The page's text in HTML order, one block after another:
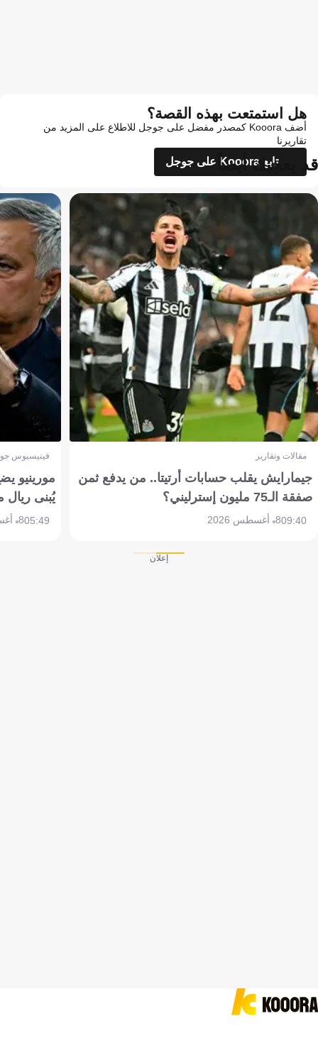
هل استمتعت بهذه القصة؟
أضف Kooora كمصدر مفضل على جوجل للاطلاع على المزيد من
تقاريرنا
تابع Kooora على جوجل
قد يعجبك أيضاً
مقالات وتقارير
جيمارايش يقلب حسابات أرتيتا.. من يدفع ثمن
صفقة الـ75 مليون إسترليني؟
09:408 أغسطس 2026
فينيسيوس
مورينيو
يُبنى ريال
05:498 أغسطس 2026
إعلان